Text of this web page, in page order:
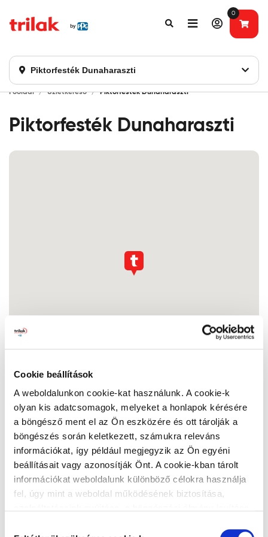
Cookie beállítások
A weboldalunkon cookie-kat használunk. A cookie-k
olyan kis adatcsomagok, melyeket a honlapok kérésére
a böngésző ment el az Ön eszközére és ott tárolják a
böngészés során keletkezett, számukra releváns
információkat, így például megjegyzik az Ön egyéni
beállításait vagy azonosítják Önt. A cookie-kban tárolt
információkat weboldalunk különböző célokra használja
fel, úgy mint a weboldal működésének biztosítása,
Piktorfesték Dunaharaszti
0
Fontos tájékoztatás!
Főoldal Üzletkereső Piktorfesték Dunaharaszti
Piktorfesték Dunaharaszti
Piktorfesték Dunaharaszti
2330 Dunaharaszti, Némedi út 20.
Nyitvatartás:
Hétfő:
06:30 - 17:00
Kedd:
06:30 - 17:00
Szerda:
06:30 - 17:00
Csütörtök: 06:30 - 17:00